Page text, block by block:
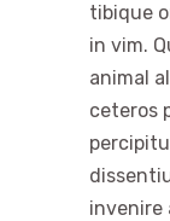
tibique
in vim.
animal
ceteros
invenire